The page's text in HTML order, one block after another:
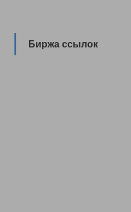
Биржа ссылок